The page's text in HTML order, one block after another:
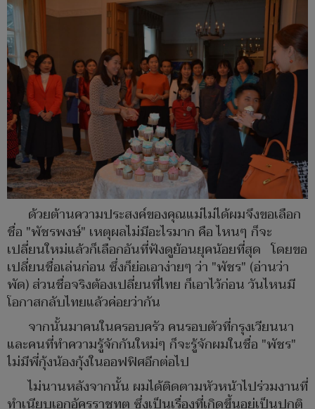
ด้วยต้านความประสงค์ของคุณแม่ไม่ได้ผมจึงขอเลือก
ชื่อ "พัชรพงษ์" เหตุผลไม่มีอะไรมาก คือ ไหนๆ ก็จะ
เปลี่ยนใหม่แล้วก็เลือกอันที่ฟังดูย้อนยุคน้อยที่สุด โดยขอ
เปลี่ยนชื่อเล่นก่อน ซึ่งก็ย่อเอาง่ายๆ ว่า "พัชร" (อ่านว่า
พัด) ส่วนชื่อจริงต้องเปลี่ยนที่ไทย ก็เอาไว้ก่อน วันไหนมี
โอกาสกลับไทยแล้วค่อยว่ากัน
จากนั้นมาคนในครอบครัว คนรอบตัวที่กรุงเวียนนา
และคนที่ทำความรู้จักกันใหม่ๆ ก็จะรู้จักผมในชื่อ "พัชร"
ไม่มีพี่กุ้งน้องกุ้งในออฟฟิศอีกต่อไป
ไม่นานหลังจากนั้น ผมได้ติดตามหัวหน้าไปร่วมงานที่
ทำเนียบเอกอัครราชทูต ซึ่งเป็นเรื่องที่เกิดขึ้นอยู่เป็นปกติ